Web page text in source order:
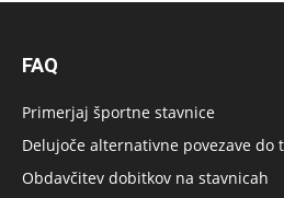
FAQ
Primerjaj športne stavnice
Delujoče alternativne povezave do
Obdavčitev dobitkov na stavnicah